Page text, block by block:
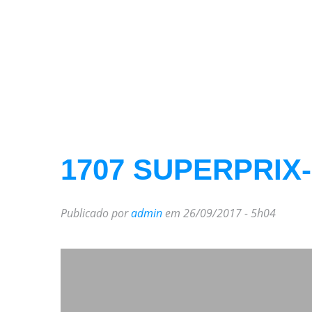
1707
Publicado poradmin em 26/09/2017 - 5h04